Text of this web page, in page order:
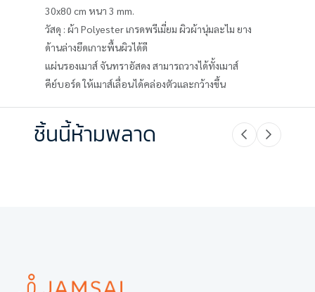
30x80 cm หนา 3 mm.
วัสดุ : ผ้า Polyester เกรดพรีเมี่ยม ผิวผ้านุ่มละไม ยาง
ด้านล่างยึดเกาะพื้นผิวได้ดี
แผ่นรองเมาส์ จันทราอัสดง สามารถวางได้ทั้งเมาส์
คีย์บอร์ด ให้เมาส์เลื่อนได้คล่องตัวและกว้างขึ้น
ชิ้นนี้ห้ามพลาด